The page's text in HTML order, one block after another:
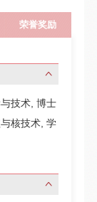
荣誉奖励
技术, 博士
核技术, 学